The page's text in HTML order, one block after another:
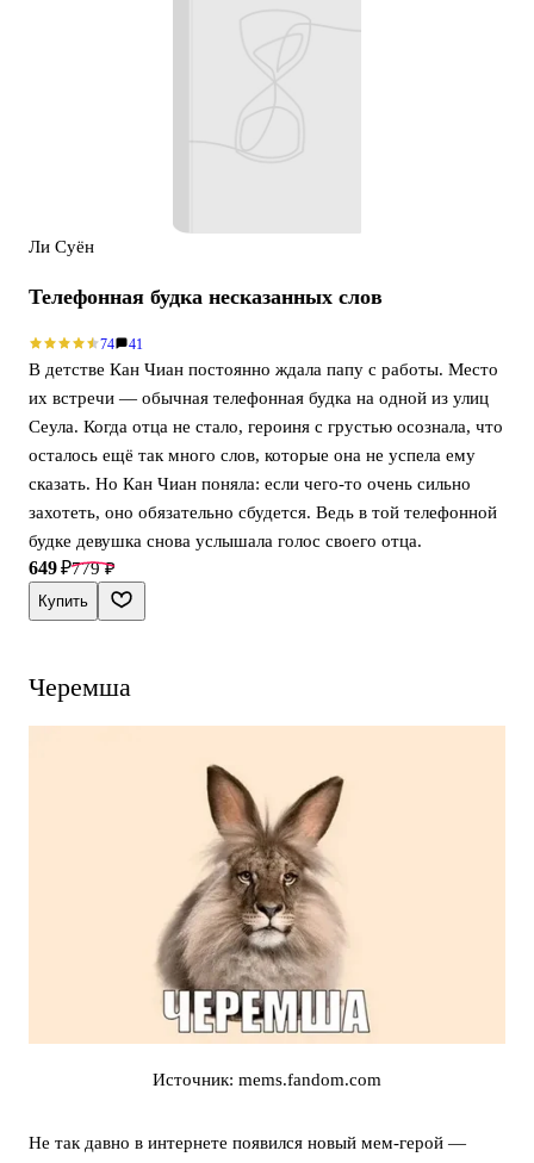
Ли Суён
Телефонная будка несказанных слов
74 41
В детстве Кан Чиан постоянно ждала папу с работы. Место
их встречи — обычная телефонная будка на одной из улиц
Сеула. Когда отца не стало, героиня с грустью осознала, что
осталось ещё так много слов, которые она не успела ему
сказать. Но Кан Чиан поняла: если чего-то очень сильно
захотеть, оно обязательно сбудется. Ведь в той телефонной
будке девушка снова услышала голос своего отца.
779 ₽
649 ₽
Купить
Черемша
Источник: mems.fandom.com
Не так давно в интернете появился новый мем-герой —